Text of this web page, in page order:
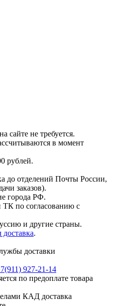
сайте не требуется.
в момент
рублей.
до отделений Почты России,
заказов).
города РФ.
по согласованию с
и другие страны.
доставка.
927-21-14
по предоплате товара
КАД доставка